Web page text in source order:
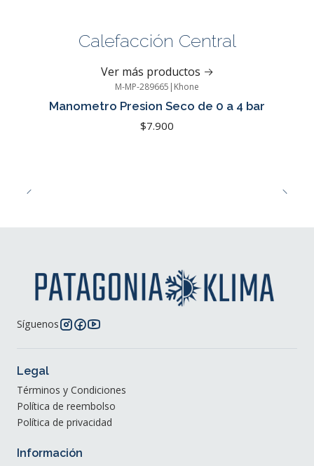
Calefacción Central
Ver más productos
M-MP-289665 | Khone
Manometro Presion Seco de 0 a 4 bar
$7.900
Síguenos
Legal
Términos y Condiciones
Política de reembolso
Política de privacidad
Información